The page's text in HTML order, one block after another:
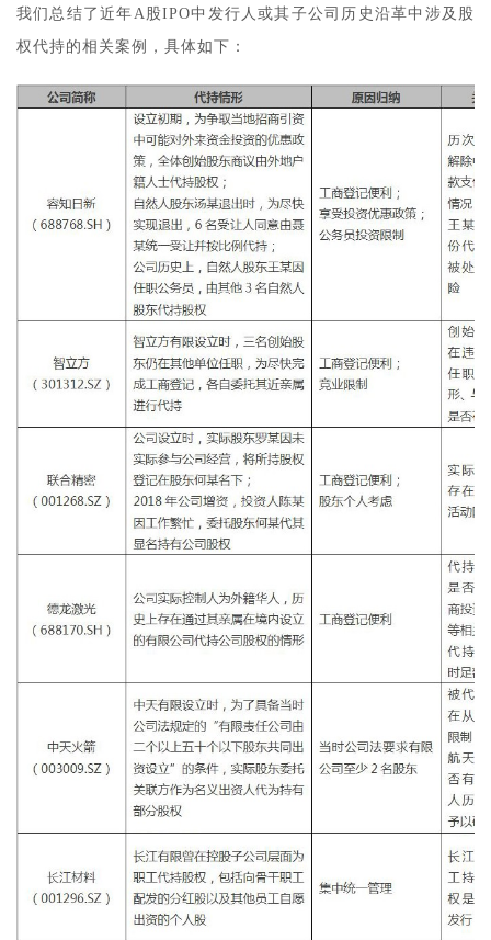
我们总结了近年A股IPO中发行人或其子公司历史沿革中涉及股
权代持的相关案例，具体如下：